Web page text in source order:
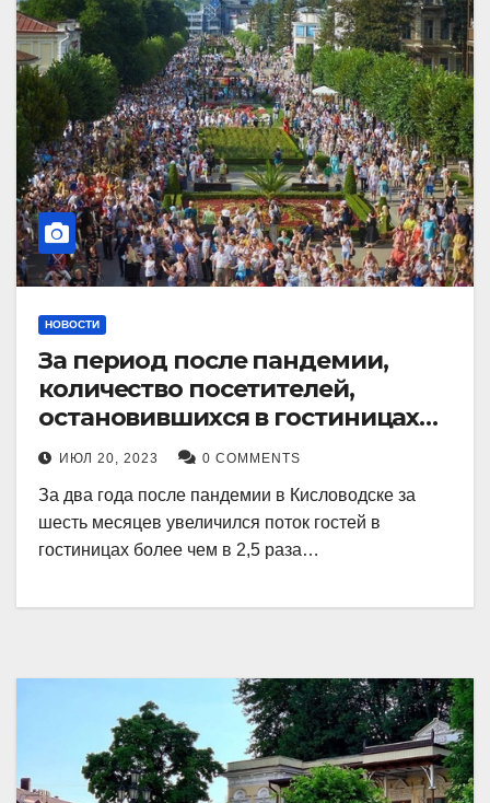
НОВОСТИ
За период после пандемии,
количество посетителей,
остановившихся в гостиницах
Кисловодска, выросло в 2,5 раза.
ИЮЛ 20, 2023 0 COMMENTS
За два года после пандемии в Кисловодске за
шесть месяцев увеличился поток гостей в
гостиницах более чем в 2,5 раза…